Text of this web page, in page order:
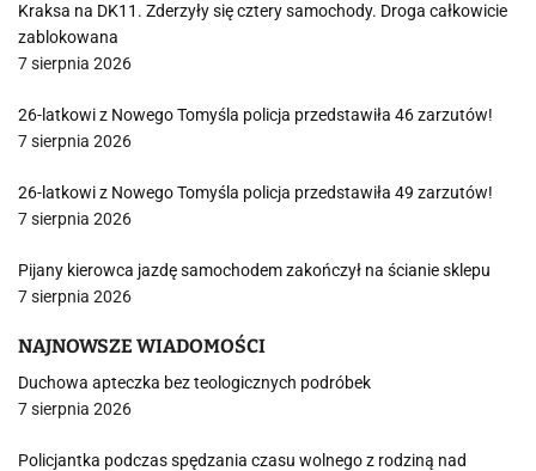
Kraksa na DK11. Zderzyły się cztery samochody. Droga całkowicie
zablokowana
7 sierpnia 2026
26-latkowi z Nowego Tomyśla policja przedstawiła 46 zarzutów!
7 sierpnia 2026
26-latkowi z Nowego Tomyśla policja przedstawiła 49 zarzutów!
7 sierpnia 2026
Pijany kierowca jazdę samochodem zakończył na ścianie sklepu
7 sierpnia 2026
NAJNOWSZE WIADOMOŚCI
Duchowa apteczka bez teologicznych podróbek
7 sierpnia 2026
Policjantka podczas spędzania czasu wolnego z rodziną nad